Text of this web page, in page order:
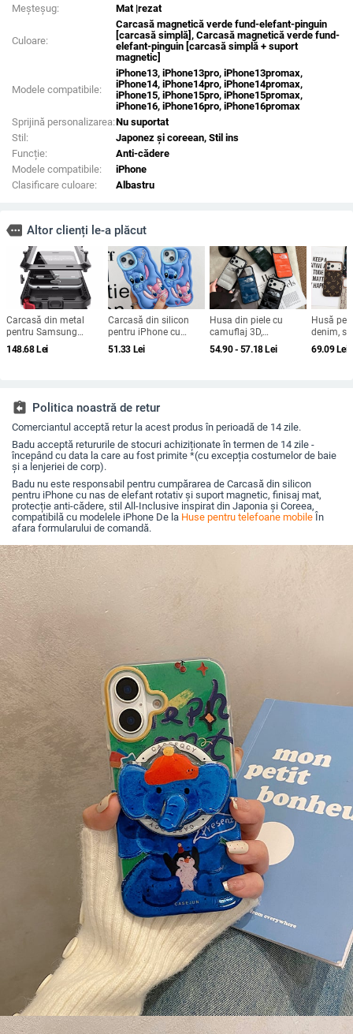
Meșteșug:
Mat |rezat
Culoare:
Carcasă magnetică verde fund-elefant-pinguin
[carcasă simplă], Carcasă magnetică verde fund-
elefant-pinguin [carcasă simplă + suport
magnetic]
Modele compatibile:
iPhone13, iPhone13pro, iPhone13promax,
iPhone14, iPhone14pro, iPhone14promax,
iPhone15, iPhone15pro, iPhone15promax,
iPhone16, iPhone16pro, iPhone16promax
Sprijină personalizarea:Nu suportat
Stil:
Japonez și coreean, Stil ins
Funcție:
Anti-cădere
Modele compatibile:
iPhone
Clasificare culoare:
Albastru
more Altor clienți le-a plăcut
Carcasă din metal
pentru Samsung
Galaxy S24/S23/S25
Ultra, spate, prelucrată,
148.68Lei
Carcasă din silicon
pentru iPhone cu
design cartoon –
protecție anti-cădere,
(Pro/Max)
51.33 Lei
Husa din piele cu
camuflaj 3D,
căptușeală din
bumbac, stil jachetă
54.90 - 57.18Lei
Husă
denim,
pentru
Max și
69.09Lei
assignment_return Politica noastră de retur
Comerciantul acceptă retur la acest produs în perioadă de 14 zile.
Badu acceptă retururile de stocuri achiziționate în termen de 14 zile -
începând cu data la care au fost primite *(cu excepția costumelor de baie
și a lenjeriei de corp).
Badu nu este responsabil pentru cumpărarea de Carcasă din silicon
pentru iPhone cu nas de elefant rotativ și suport magnetic, finisaj mat,
protecție anti-cădere, stil All-Inclusive inspirat din Japonia și Coreea,
compatibilă cu modelele iPhone De la Huse pentru telefoane mobile În
afara formularului de comandă.